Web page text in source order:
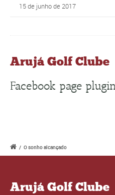
15 de junho de 2017
Arujá Golf Clube
Facebook page
/ O sonho alcançado
Arujá Golf Clube